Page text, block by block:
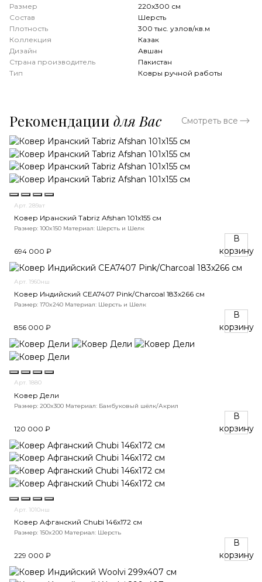
Размер
220x300 см
Состав
Шерсть
Плотность
300 тыс. узлов/кв.м
Коллекция
Казак
Дизайн
Авшан
Страна производитель
Пакистан
Тип
Ковры ручной работы
Рекомендации для Вас Смотреть все
Арт. 289ат
Ковер Иранский Tabriz Afshan 101x155 см
Размер: 100x150 Материал: Шерсть и Шелк
694 000 ₽
В
корзину
Арт. 1960нш
Ковер Индийский CEA7407 Pink/Charcoal 183x266 см
Размер: 170x240 Материал: Шерсть и Шелк
856 000 ₽
В
корзину
Арт. 1880
Ковер Дели
Размер: 200x300 Материал: Бамбуковый шёлк/Акрил
120 000 ₽
В
корзину
Арт. 1010нш
Ковер Афганский Chubi 146x172 см
Размер: 150x200 Материал: Шерсть
229 000 ₽
В
корзину